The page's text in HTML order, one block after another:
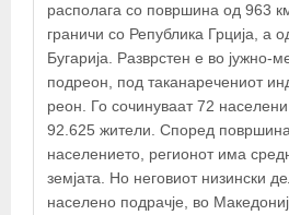
располага со површина од 963
граничи со Република Грција, а
Бугарија. Разврстен е во јужно-
подреон, под таканаречениот
реон. Го сочинуваат 72
92.625 жители. Според
населението, регионот има
земјата. Но неговиот низински
населено подрачје, во
Општина
+
−